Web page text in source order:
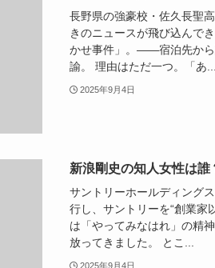
長野県の強豪校・佐久長聖
きのニュースが飛び込んで
かせ事件」。——宿泊先から
諭。 理由はただ一つ。「あ...
2025年9月4日
新浪剛史の知人女性は誰
サントリーホールディング
行し、サントリーを“創業家
は「やってみなはれ」の精
放ってきました。 とこ...
2025年9月4日